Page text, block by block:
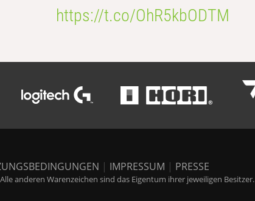
https://t.co/OhR5kbODTM
| IMPRESSUM | PRESSE
anderen Warenzeichen sind das Eigentum ihrer jeweiligen Besitzer.